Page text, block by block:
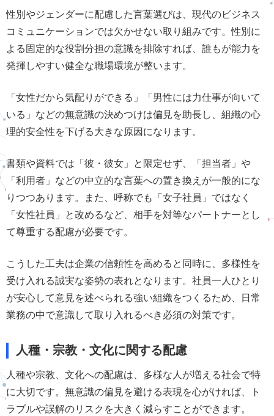
性別やジェンダーに配慮した言葉選びは、現代のビジネス
コミュニケーションでは欠かせない取り組みです。性別に
よる固定的な役割分担の意識を排除すれば、誰もが能力を
発揮しやすい健全な職場環境が整います。
「女性だから気配りができる」「男性には力仕事が向いて
いる」などの無意識の決めつけは偏見を助長し、組織の心
理的安全性を下げる大きな原因になります。
書類や資料では「彼・彼女」と限定せず、「担当者」や
「利用者」などの中立的な言葉への置き換えが一般的にな
りつつあります。また、呼称でも「女子社員」ではなく
「女性社員」と改めるなど、相手を対等なパートナーとし
て尊重する配慮が必要です。
こうした工夫は企業の信頼性を高めると同時に、多様性を
受け入れる誠実な姿勢の表れとなります。社員一人ひとり
が安心して意見を述べられる強い組織をつくるため、日常
業務の中で意識して取り入れるべき必須の対策です。
人種・宗教・文化に関する配慮
人種や宗教、文化への配慮は、多様な人が増える社会で特
に大切です。無意識の偏見を避ける表現を心がければ、ト
ラブルや誤解のリスクを大きく減らすことができます。